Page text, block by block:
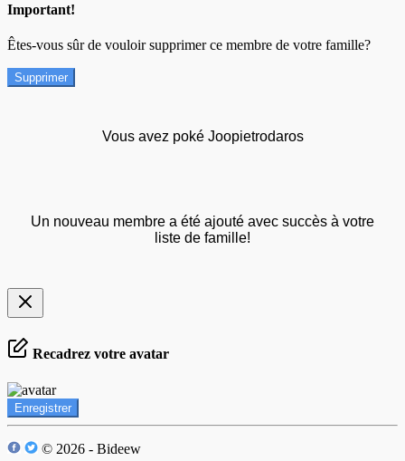
Important!
Êtes-vous sûr de vouloir supprimer ce membre de votre famille?
Supprimer
Vous avez poké Joopietrodaros
Un nouveau membre a été ajouté avec succès à votre
liste de famille!
Recadrez votre avatar
Enregistrer
© 2026 - Bideew